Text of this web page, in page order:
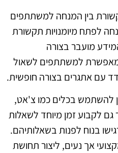
בין המנחה למשתתפים
לפתח מיומנויות תקשורת
מועבר בצורה
למשתתפים לשאול
עם אתגרים בצורה חופשית.
להשתמש בכלים כמו צ'אט,
גם לקבוע זמן מיוחד לשאלות
בנוח לפנות בשאלותיהם.
אך נעים, ליצור תחושת